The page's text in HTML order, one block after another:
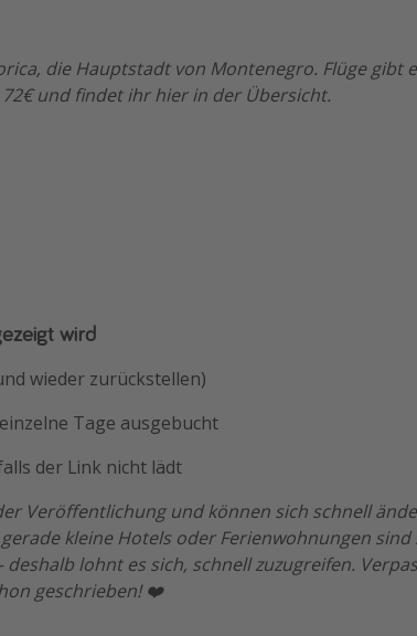
die Hauptstadt von Montenegro. Flüge gibt
und findet ihr hier in der Übersicht.
wird
wieder zurückstellen)
Tage ausgebucht
der Link nicht lädt
Veröffentlichung und können sich schnell
kleine Hotels oder Ferienwohnungen sind
lohnt es sich, schnell zuzugreifen.
geschrieben! ❤️